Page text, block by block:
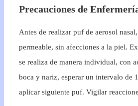
Precauciones de
Antes de realizar puf de aerosol
permeable, sin afecciones a la piel.
se realiza de manera individual, con
boca y nariz, esperar un intervalo de
aplicar siguiente puf. Vigilar